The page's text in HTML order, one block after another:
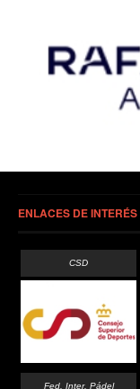
ENLACES DE INTERÉS
CSD
Fed. Inter. Pádel